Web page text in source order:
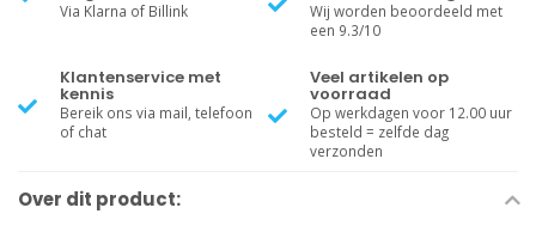
Via Klarna of Billink
Wij worden beoordeeld met
een 9.3/10
Klantenservice met
kennis
Bereik ons via mail, telefoon
of chat
Veel artikelen op
voorraad
Op werkdagen voor 12.00 uur
besteld = zelfde dag
verzonden
Over dit product: